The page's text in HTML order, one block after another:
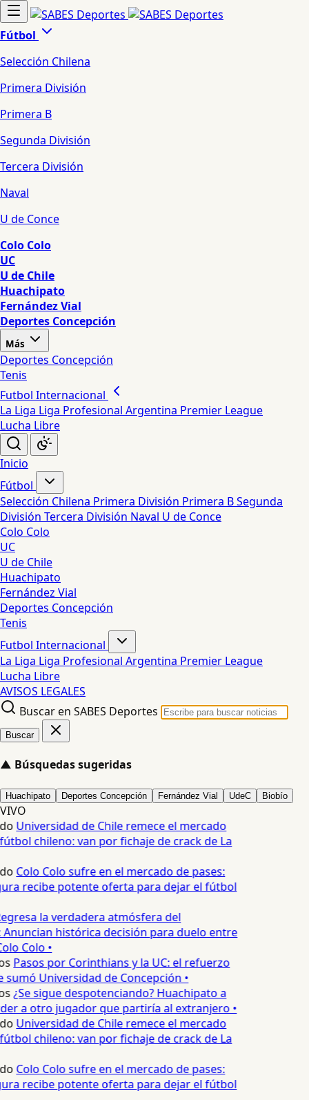
Fútbol
Selección Chilena
Primera División
Primera B
Segunda División
Tercera División
Naval
U de Conce
Colo Colo
UC
U de Chile
Huachipato
Fernández Vial
Deportes Concepción
Más
Deportes Concepción
Tenis
Futbol Internacional
La Liga Liga Profesional Argentina Premier League
Lucha Libre
Inicio
Fútbol
Selección Chilena Primera División Primera BSegunda
División Tercera División Naval U de Conce
Colo Colo
UC
U de Chile
Huachipato
Fernández Vial
Deportes Concepción
Tenis
Futbol Internacional
La Liga Liga Profesional Argentina Premier League
Lucha Libre
AVISOS LEGALES
Buscar en SABES Deportes
Buscar
▲ Búsquedas sugeridas
Huachipato Deportes Concepción Fernández Vial UdeC Biobío
VIVO
Universidad de Chile remece el mercado
chileno: van por fichaje de crack de La
Colo Colo sufre en el mercado de pases:
recibe potente oferta para dejar el fútbol
la verdadera atmósfera del
histórica decisión para duelo entre
Colo •
Pasos por Corinthians y la UC: el refuerzo
Universidad de Concepción •
¿Se sigue despotenciando? Huachipato a
a otro jugador que partiría al extranjero •
Universidad de Chile remece el mercado
chileno: van por fichaje de crack de La
Colo Colo sufre en el mercado de pases:
recibe potente oferta para dejar el fútbol